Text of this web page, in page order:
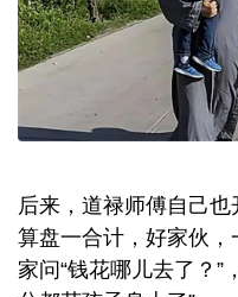
后来，道禄师傅自己
算盘一合计，好家伙
家问“钱花哪儿去了？”